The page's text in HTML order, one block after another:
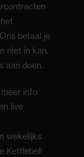
betaal je
niet in kan.
aan doen.
info
live
wekelijks.
Kettlebell